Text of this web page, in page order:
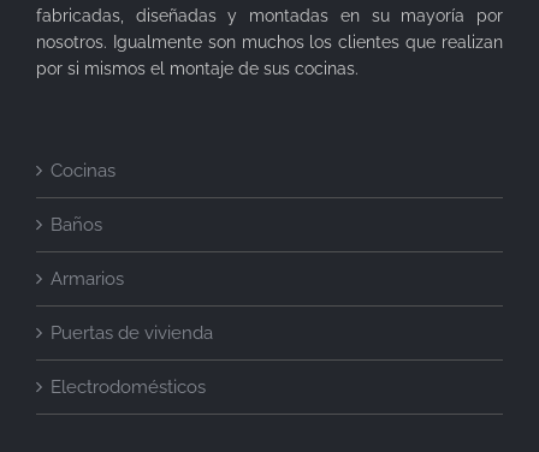
fabricadas, diseñadas y montadas en su mayoría por
nosotros. Igualmente son muchos los clientes que realizan
por si mismos el montaje de sus cocinas.
Cocinas
Baños
Armarios
Puertas de vivienda
Electrodomésticos